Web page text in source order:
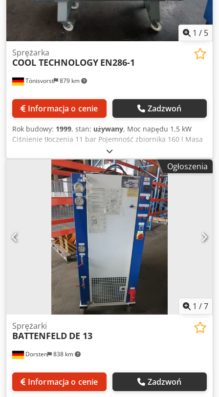
1 / 5
Tönisvorst 879 km
Sprężarka
COOL TECHNOLOGY EN286-1
Informacja o cenie Zadzwoń
Rok budowy: 1999, stan: używany, Moc napędu 1,5 kW
Ciśnienie tłoczenia 11 bar Pojemność zbiornika 160 l Masa
maszyny ok. 0,15 tony Dkodpfxou Sbd Ts Acnjr Wymagana
przestrzeń ok. 1,5x0,5x0,8 m
Ogłoszenia
1 /7
Dorsten 838 km
Sprężarki
BATTENFELD DE 13
Informacja o cenie Zadzwoń